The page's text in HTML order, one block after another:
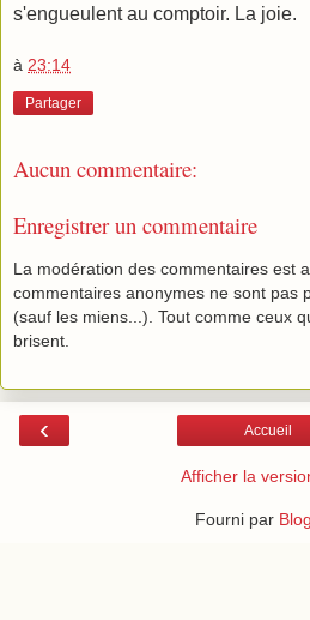
s'engueulent au comptoir. La joie.
à 23:14
Partager
Aucun commentaire:
Enregistrer un commentaire
La modération des commentaires est
commentaires anonymes ne sont pas
(sauf les miens...). Tout comme ceux
brisent.
‹ Accueil
Afficher la
Fourni par